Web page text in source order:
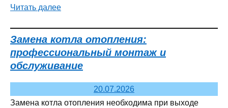
Читать далее
Замена котла отопления:
профессиональный монтаж и
обслуживание
20.07.2026
Замена котла отопления необходима при выходе